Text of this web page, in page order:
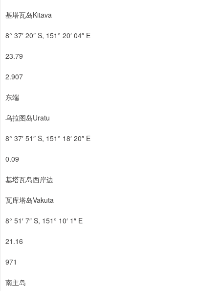
基塔瓦岛Kitava
8° 37′ 20″ S, 151° 20′ 04″ E
23.79
2.907
东端
乌拉图岛Uratu
8° 37′ 51″ S, 151° 18′ 20″ E
0.09
基塔瓦岛西岸边
瓦库塔岛Vakuta
8° 51′ 7″ S, 151° 10′ 1″ E
21.16
971
南主岛